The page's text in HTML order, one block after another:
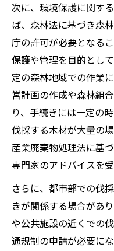
次に、環境保護に関す
ば、森林法に基づき森
庁の許可が必要となる
保護や管理を目的とし
定の森林地域での作業
営計画の作成や森林組
り、手続きには一定の
伐採する木材が大量の
産業廃棄物処理法に基
専門家のアドバイスを
さらに、都市部での伐
きが関係する場合があ
や公共施設の近くでの
通規制の申請が必要に